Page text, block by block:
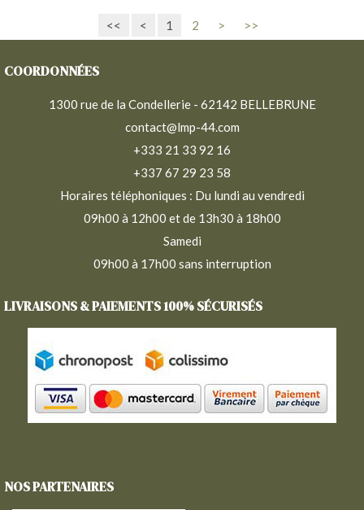
<< < 1 2 > >>
COORDONNÉES
1300 rue de la Condellerie - 62142 BELLEBRUNE
contact@lmp-44.com
+333 21 33 92 16
+337 67 29 23 58
Horaires téléphoniques : Du lundi au vendredi
09h00 à 12h00 et de 13h30 à 18h00
Samedi
09h00 à 17h00 sans interruption
LIVRAISONS & PAIEMENTS 100% SÉCURISÉS
NOS PARTENAIRES